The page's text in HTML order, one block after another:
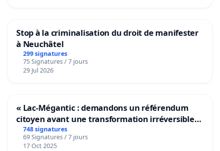
Stop à la criminalisation du droit de manifester
à Neuchâtel
299 signatures
75 Signatures / 7 jours
29 Jul 2026
« Lac-Mégantic : demandons un référendum
citoyen avant une transformation irréversible
de notre territoire »
748 signatures
69 Signatures / 7 jours
17 Oct 2025